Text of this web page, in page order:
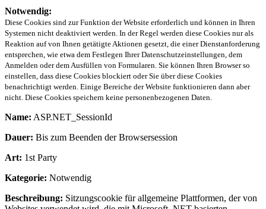
Notwendig:
Diese Cookies sind zur Funktion der Website erforderlich und können in Ihren
Systemen nicht deaktiviert werden. In der Regel werden diese Cookies nur als
Reaktion auf von Ihnen getätigte Aktionen gesetzt, die einer Dienstanforderung
entsprechen, wie etwa dem Festlegen Ihrer Datenschutzeinstellungen, dem
Anmelden oder dem Ausfüllen von Formularen. Sie können Ihren Browser so
einstellen, dass diese Cookies blockiert oder Sie über diese Cookies
benachrichtigt werden. Einige Bereiche der Website funktionieren dann aber
nicht. Diese Cookies speichern keine personenbezogenen Daten.
Name: ASP.NET_SessionId
Dauer: Bis zum Beenden der Browsersession
Art: 1st Party
Kategorie: Notwendig
Beschreibung: Sitzungscookie für allgemeine Plattformen, der von